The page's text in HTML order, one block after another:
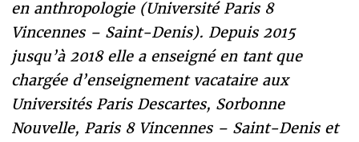
en anthropologie (Université Paris 8
Vincennes – Saint-Denis). Depuis 2015
jusqu’à 2018 elle a enseigné en tant que
chargée d’enseignement vacataire aux
Universités Paris Descartes, Sorbonne
Nouvelle, Paris 8 Vincennes – Saint-Denis et